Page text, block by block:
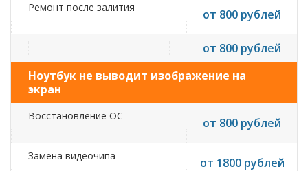
Ремонт после залития от 800 рублей
от 800 рублей
Ноутбук не выводит изображение на
экран
Восстановление ОС от 800 рублей
Замена видеочипа от 1800 рублей